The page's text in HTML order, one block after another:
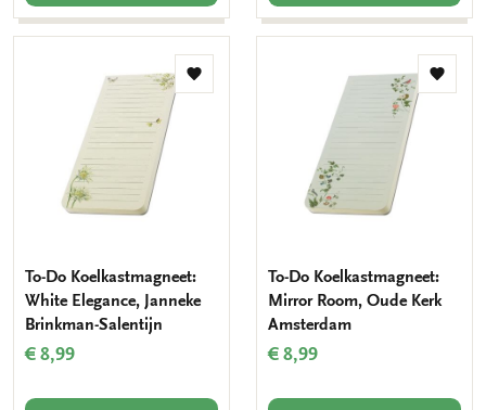
Toevoegen
To-Do Koelkastmagneet:
White Elegance, Janneke
Brinkman-Salentijn
€ 8,99
To-Do Koelkastmagneet:
Mirror Room, Oude Kerk
Amsterdam
€ 8,99